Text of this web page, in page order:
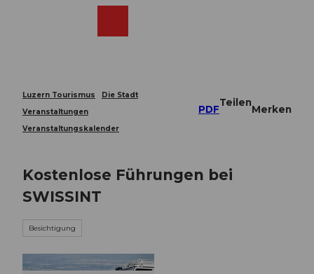
Luzern Tourismus
Die Stadt
Veranstaltungen
Veranstaltungskalender
PDF
Teilen
Merken
Kostenlose Führungen bei
SWISSINT
Besichtigung